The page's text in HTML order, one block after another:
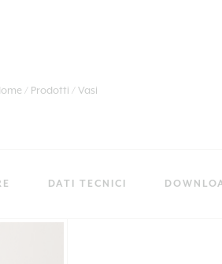
Prodotti Vasi
DATI TECNICI